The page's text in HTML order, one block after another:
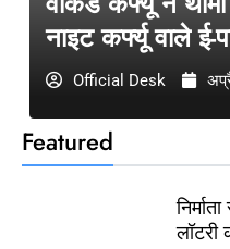
Featured
नाइट कर्फ्यू वाले ई-
Official Desk